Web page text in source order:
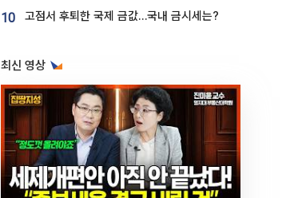
10 고점서 후퇴한 국제 금값…국내 금시세는?
최신 영상